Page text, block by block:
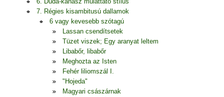
7. Régies kisambitusú dallamok
6 vagy kevesebb szótagú
Lassan csendítsetek
Tüzet viszek; Egy aranyat leltem
Libabőr, libabőr
Meghozta az Isten
Fehér liliomszál I.
"Hojeda"
Magyari császárnak